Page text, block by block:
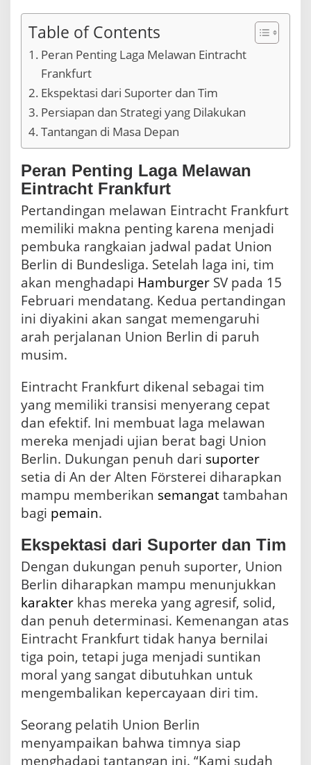
Table of Contents
Peran Penting Laga Melawan Eintracht
Frankfurt
Ekspektasi dari Suporter dan Tim
Persiapan dan Strategi yang Dilakukan
Tantangan di Masa Depan
Peran Penting Laga Melawan
Eintracht Frankfurt
Pertandingan melawan Eintracht Frankfurt
memiliki makna penting karena menjadi
pembuka rangkaian jadwal padat Union
Berlin di Bundesliga. Setelah laga ini, tim
akan menghadapi Hamburger SV pada 15
Februari mendatang. Kedua pertandingan
ini diyakini akan sangat memengaruhi
arah perjalanan Union Berlin di paruh
musim.
Eintracht Frankfurt dikenal sebagai tim
yang memiliki transisi menyerang cepat
dan efektif. Ini membuat laga melawan
mereka menjadi ujian berat bagi Union
Berlin. Dukungan penuh dari suporter
setia di An der Alten Försterei diharapkan
mampu memberikan semangattambahan
bagi pemain.
Ekspektasi dari Suporter dan Tim
Dengan dukungan penuh suporter, Union
karakter khas mereka yang agresif, solid,
dan penuh determinasi. Kemenangan atas
Eintracht Frankfurt tidak hanya bernilai
tiga poin, tetapi juga menjadi suntikan
moral yang sangat dibutuhkan untuk
mengembalikan kepercayaan diri tim.
Seorang pelatih Union Berlin
menyampaikan bahwa timnya siap
menghadapi tantangan ini. “Kami sudah